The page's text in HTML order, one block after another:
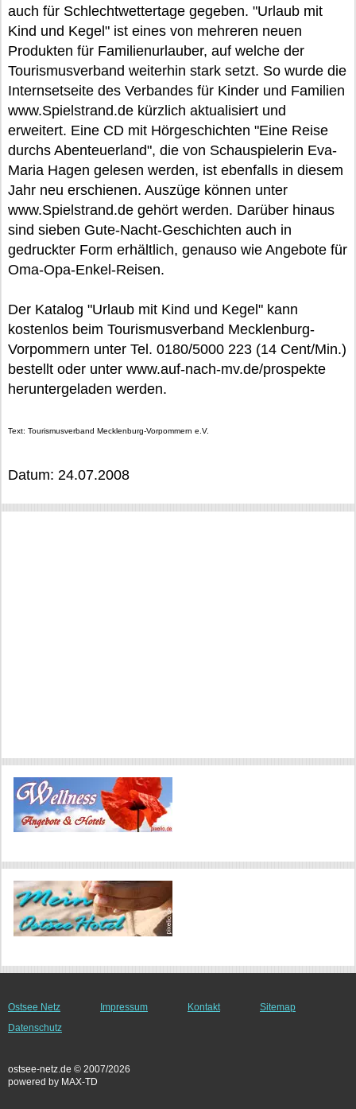
auch für Schlechtwettertage gegeben. "Urlaub mit
Kind und Kegel" ist eines von mehreren neuen
Produkten für Familienurlauber, auf welche der
Tourismusverband weiterhin stark setzt. So wurde die
Internsetseite des Verbandes für Kinder und Familien
www.Spielstrand.de kürzlich aktualisiert und
erweitert. Eine CD mit Hörgeschichten "Eine Reise
durchs Abenteuerland", die von Schauspielerin Eva-
Maria Hagen gelesen werden, ist ebenfalls in diesem
Jahr neu erschienen. Auszüge können unter
www.Spielstrand.de gehört werden. Darüber hinaus
sind sieben Gute-Nacht-Geschichten auch in
gedruckter Form erhältlich, genauso wie Angebote für
Oma-Opa-Enkel-Reisen.
Der Katalog "Urlaub mit Kind und Kegel" kann
kostenlos beim Tourismusverband Mecklenburg-
Vorpommern unter Tel. 0180/5000 223 (14 Cent/Min.)
bestellt oder unter www.auf-nach-mv.de/prospekte
heruntergeladen werden.
Text: Tourismusverband Mecklenburg-Vorpommern e.V.
Datum: 24.07.2008
Ostsee Netz Impressum Kontakt
Sitemap
Datenschutz
ostsee-netz.de © 2007/2026
powered by MAX-TD